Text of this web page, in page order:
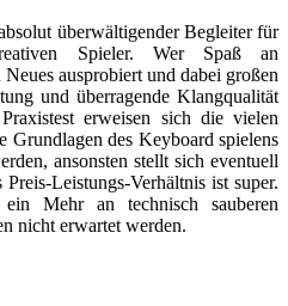
überwältigender Begleiter für
Spieler. Wer Spaß an
ausprobiert und dabei großen
und überragende Klangqualität
erweisen sich die vielen
Grundlagen des Keyboard spielens
ansonsten stellt sich eventuell
Leistungs-Verhältnis ist super.
Mehr an technisch sauberen
nicht erwartet werden.